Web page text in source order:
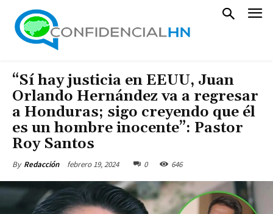
“Sí hay justicia en EEUU, Juan
Orlando Hernández va a regresar
a Honduras; sigo creyendo que él
es un hombre inocente”: Pastor
Roy Santos
By Redacción febrero 19, 2024 0 646